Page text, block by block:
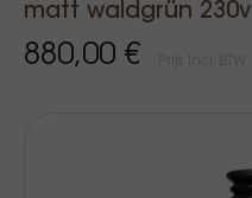
matt waldgrün 230v
880,00 €